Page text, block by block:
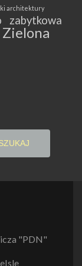
architektury
zabytkowa
Zielona
"PDN"